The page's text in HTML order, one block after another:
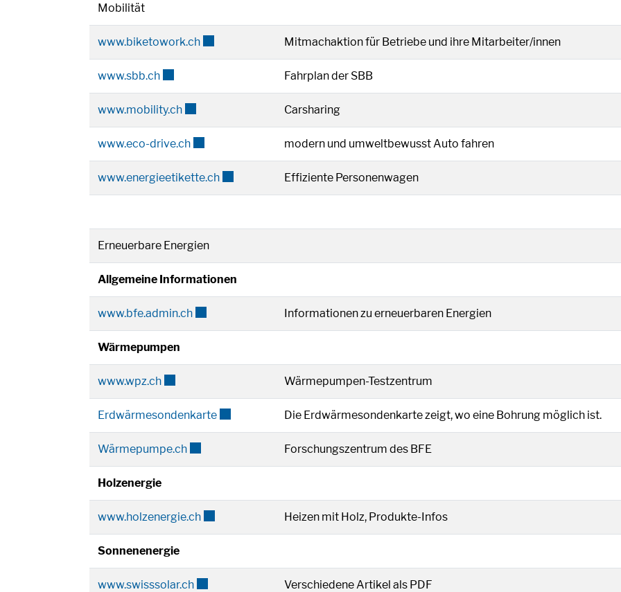
Mobilität
www.biketowork.chExterner Link wird in einem neuen Fenster geöffnet.
Mitmachaktion für Betriebe und ihre Mitarbeiter/innen
www.sbb.chExterner Link wird in einem neuen Fenster geöffnet.
Fahrplan der SBB
www.mobility.chExterner Link wird in einem neuen Fenster geöffnet.
Carsharing
www.eco-drive.chExterner Link wird in einem neuen Fenster geöffnet.
modern und umweltbewusst Auto fahren
www.energieetikette.chExterner Link wird in einem neuen Fenster geöffnet.
Effiziente Personenwagen
Erneuerbare Energien
Allgemeine Informationen
www.bfe.admin.chExterner Link wird in einem neuen Fenster geöffnet.
Informationen zu erneuerbaren Energien
Wärmepumpen
www.wpz.chExterner Link wird in einem neuen Fenster geöffnet.
Wärmepumpen-Testzentrum
ErdwärmesondenkarteExterner Link wird in einem neuen Fenster geöffnet.
Die Erdwärmesondenkarte zeigt, wo eine Bohrung möglich ist.
Wärmepumpe.chExterner Link wird in einem neuen Fenster geöffnet.
Forschungszentrum des BFE
Holzenergie
www.holzenergie.chExterner Link wird in einem neuen Fenster geöffnet.
Heizen mit Holz, Produkte-Infos
Sonnenenergie
www.swisssolar.chExterner Link wird in einem neuen Fenster geöffnet.
Verschiedene Artikel als PDF